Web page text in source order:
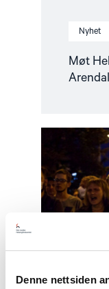
Denne nettsiden
Nyhet
Møt